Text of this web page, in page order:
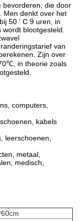
bevorderen, die door
Men denkt over het
50 ' C 9 uren, in
blootgesteld.
van
Zijn over
in theorie zoals
computers,
kabels
leerschoenen,
metaal,
medisch,